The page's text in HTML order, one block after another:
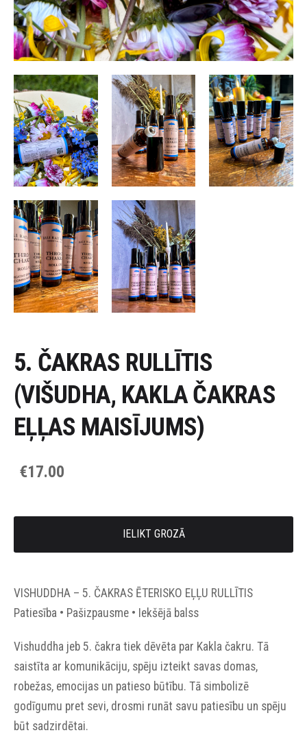
5. ČAKRAS RULLĪTIS
(VIŠUDHA, KAKLA ČAKRAS
EĻĻAS MAISĪJUMS)
€17.00
IELIKT GROZĀ
VISHUDDHA – 5. ČAKRAS ĒTERISKO EĻĻU RULLĪTIS
Patiesība • Pašizpausme • Iekšējā balss
Vishuddha jeb 5. čakra tiek dēvēta par Kakla čakru. Tā
saistīta ar komunikāciju, spēju izteikt savas domas,
robežas, emocijas un patieso būtību. Tā simbolizē
godīgumu pret sevi, drosmi runāt savu patiesību un spēju
būt sadzirdētai.